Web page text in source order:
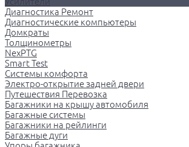
Диагностика Ремонт
Диагностические компьютеры
Домкраты
Толщинометры
NexPTG
Smart Test
Системы комфорта
Электро-открытие задней двери
Путешествия Перевозка
Багажники на крышу автомобиля
Багажные системы
Багажники на рейлинги
Багажные дуги